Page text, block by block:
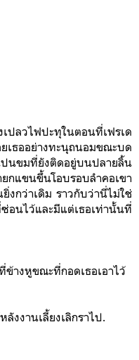
ปลวไฟปะทุในตอนที่เฟรเด
เธออย่างทะนุถนอมขณะบด
นขมที่ยังติดอยู่บนปลายลิ้น
กแขนขึ้นโอบรอบลำคอเขา
กว่าเดิม ราวกับว่านี่ไม่ใช่
อนไว้และมีแต่เธอเท่านั้นที่
ข้างหูขณะที่กอดเธอเอาไว้
งงานเลี้ยงเลิกราไป.